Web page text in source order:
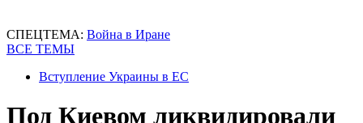
СПЕЦТЕМА: Война в Иране
ВСЕ ТЕМЫ
Вступление Украины в ЕС
Под Киевом ликвидировали